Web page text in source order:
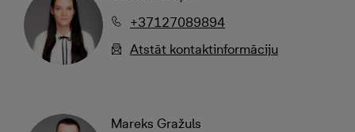
+37127089894
Atstāt kontaktinformāciju
Mareks Gražuls